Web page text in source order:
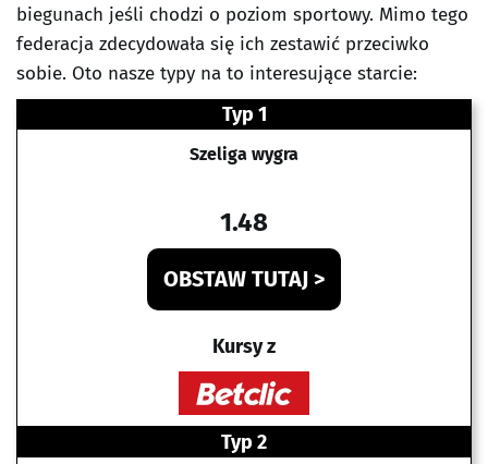
biegunach jeśli chodzi o poziom sportowy. Mimo tego
federacja zdecydowała się ich zestawić przeciwko
sobie. Oto nasze typy na to interesujące starcie:
Typ 1
Szeliga wygra
1.48
OBSTAW TUTAJ >
Kursy z
Typ 2